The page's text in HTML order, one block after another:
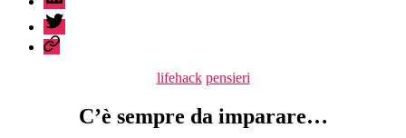
twitter
sessionize
Categorie
lifehack pensieri
C’è sempre da imparare…